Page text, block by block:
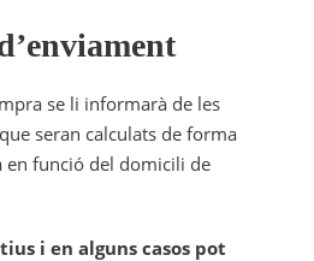
se li informarà de les
seran calculats de forma
en funció del domicili de
i en alguns casos pot